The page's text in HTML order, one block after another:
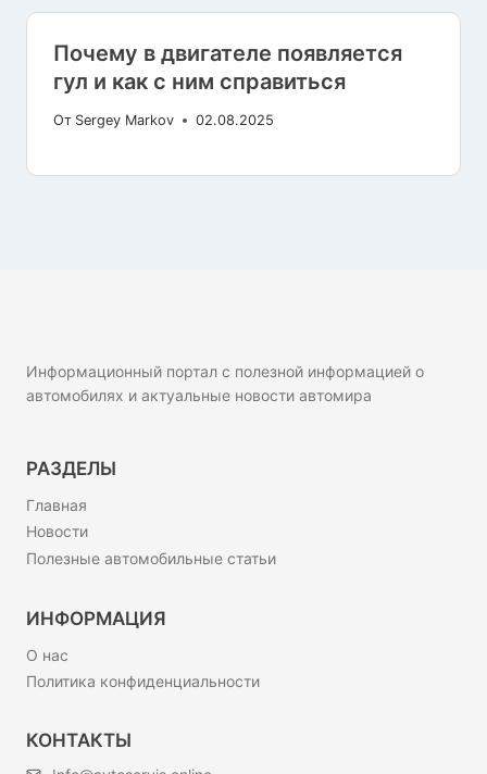
Почему в двигателе появляется
гул и как с ним справиться
От Sergey Markov 02.08.2025
Информационный портал с полезной информацией о
автомобилях и актуальные новости автомира
РАЗДЕЛЫ
Главная
Новости
Полезные автомобильные статьи
ИНФОРМАЦИЯ
О нас
Политика конфиденциальности
КОНТАКТЫ